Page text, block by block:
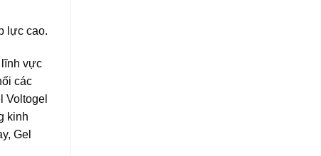
lực cao.
lĩnh vực
các
Voltogel
kinh
Gel